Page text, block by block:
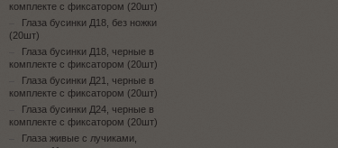
комплекте с фиксатором (20шт)
Глаза бусинки Д18, без ножки
(20шт)
Глаза бусинки Д18, черные в
комплекте с фиксатором (20шт)
Глаза бусинки Д21, черные в
комплекте с фиксатором (20шт)
Глаза бусинки Д24, черные в
комплекте с фиксатором (20шт)
Глаза живые с лучиками,